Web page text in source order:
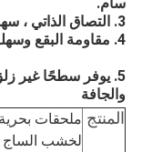
سام.
3. التصاق الذاتي ، سهل التركيب.
4. مقاومة البقع وسهلة الصيانة ، ويمكن أيضا غسلها بالضغط
5. يوفر سطحًا غير
والجافة
المنتج ملحقات
لخشب الساج